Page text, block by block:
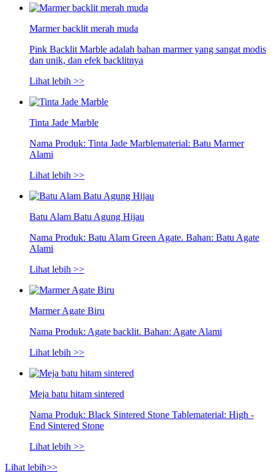
Marmer backlit merah muda
Pink Backlit Marble adalah bahan marmer yang sangat modis
dan unik, dan efek backlitnya
Lihat lebih >>
Tinta Jade Marble
Nama Produk: Tinta Jade Marblematerial: Batu Marmer
Alami
Lihat lebih >>
Batu Alam Batu Agung Hijau
Nama Produk: Batu Alam Green Agate. Bahan: Batu Agate
Alami
Lihat lebih >>
Marmer Agate Biru
Nama Produk: Agate backlit. Bahan: Agate Alami
Lihat lebih >>
Meja batu hitam sintered
Nama Produk: Black Sintered Stone Tablematerial: High -
End Sintered Stone
Lihat lebih >>
Lihat lebih>>